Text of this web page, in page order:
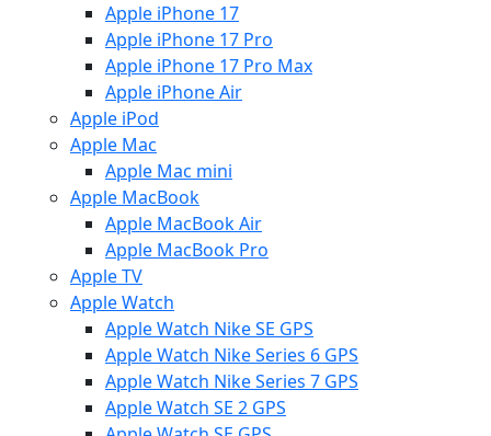
Apple iPhone 17
Apple iPhone 17 Pro
Apple iPhone 17 Pro Max
Apple iPhone Air
Apple iPod
Apple Mac
Apple Mac mini
Apple MacBook
Apple MacBook Air
Apple MacBook Pro
Apple TV
Apple Watch
Apple Watch Nike SE GPS
Apple Watch Nike Series 6 GPS
Apple Watch Nike Series 7 GPS
Apple Watch SE 2 GPS